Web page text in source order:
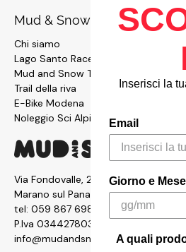
Mud & Snow
Chi siamo
Lago Santo Race
Mud and Snow Team
Trail della riva
E-Bike Modena
Noleggio Sci Alpinismo
Via Fondovalle, 2876, 41054
Marano sul Panaro MO
tel: 059 867 6987
P.Iva 03442780361
info@mudandsnow.com
Inserisci la
Email
Giorno e
A quali